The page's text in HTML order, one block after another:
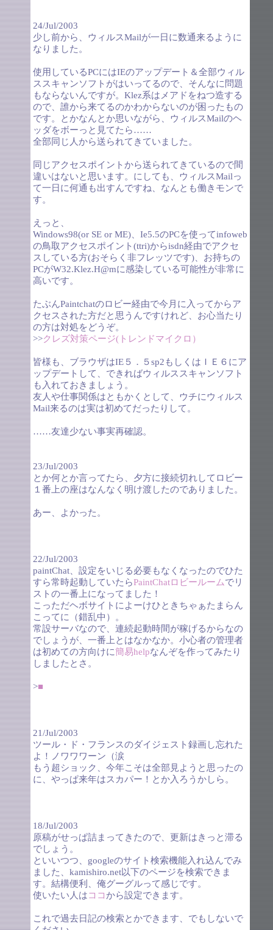
24/Jul/2003
少し前から、ウィルスMailが一日に数通来るように
なりました。
使用しているPCにはIEのアップデート＆全部ウィル
ススキャンソフトがはいってるので、そんなに問題
もならないんですが。Klez系はメアドをねつ造する
ので、誰から来てるのかわからないのが困ったもの
です。とかなんとか思いながら、ウィルスMailのヘ
ッダをボーっと見てたら……
全部同じ人から送られてきていました。
同じアクセスポイントから送られてきているので間
違いはないと思います。にしても、ウィルスMailっ
て一日に何通も出すんですね、なんとも働きモンで
す。
えっと、
Windows98(or SE or ME)、Ie5.5のPCを使ってinfoweb
の鳥取アクセスポイント(ttri)からisdn経由でアクセ
スしている方(おそらく非フレッツです)、お持ちの
PCがW32.Klez.H@mに感染している可能性が非常に
高いです。
たぶんPaintchatのロビー経由で今月に入ってからア
クセスされた方だと思うんですけれど、お心当たり
の方は対処をどうぞ。
>>クレズ対策ページ(トレンドマイクロ）
皆様も、ブラウザはIE５．５sp2もしくはＩＥ６にア
ップデートして、できればウィルススキャンソフト
も入れておきましょう。
友人や仕事関係はともかくとして、ウチにウィルス
Mail来るのは実は初めてだったりして。
……友達少ない事実再確認。
23/Jul/2003
とか何とか言ってたら、夕方に接続切れしてロビー
１番上の座はなんなく明け渡したのでありました。
あー、よかった。
22/Jul/2003
paintChat、設定をいじる必要もなくなったのでひた
すら常時起動していたらPaintChatロビールームでリ
ストの一番上になってました！
こっただヘボサイトによーけひときちゃぁたまらん
こってに（錯乱中）。
常設サーバなので、連続起動時間が稼げるからなの
でしょうが、一番上とはなかなか。小心者の管理者
は初めての方向けに簡易helpなんぞを作ってみたり
しましたとさ。
>■
21/Jul/2003
ツール・ド・フランスのダイジェスト録画し忘れた
よ！ノワワワーン（涙
もう超ショック、今年こそは全部見ようと思ったの
に、やっぱ来年はスカパー！とか入ろうかしら。
18/Jul/2003
原稿がせっぱ詰まってきたので、更新はきっと滞る
でしょう。
といいつつ、googleのサイト検索機能入れ込んでみ
ました、kamishiro.net以下のページを検索できま
す。結構便利、俺グーグルって感じです。
使いたい人はココ から設定できます。
これで過去日記の検索とかできます、でもしないで